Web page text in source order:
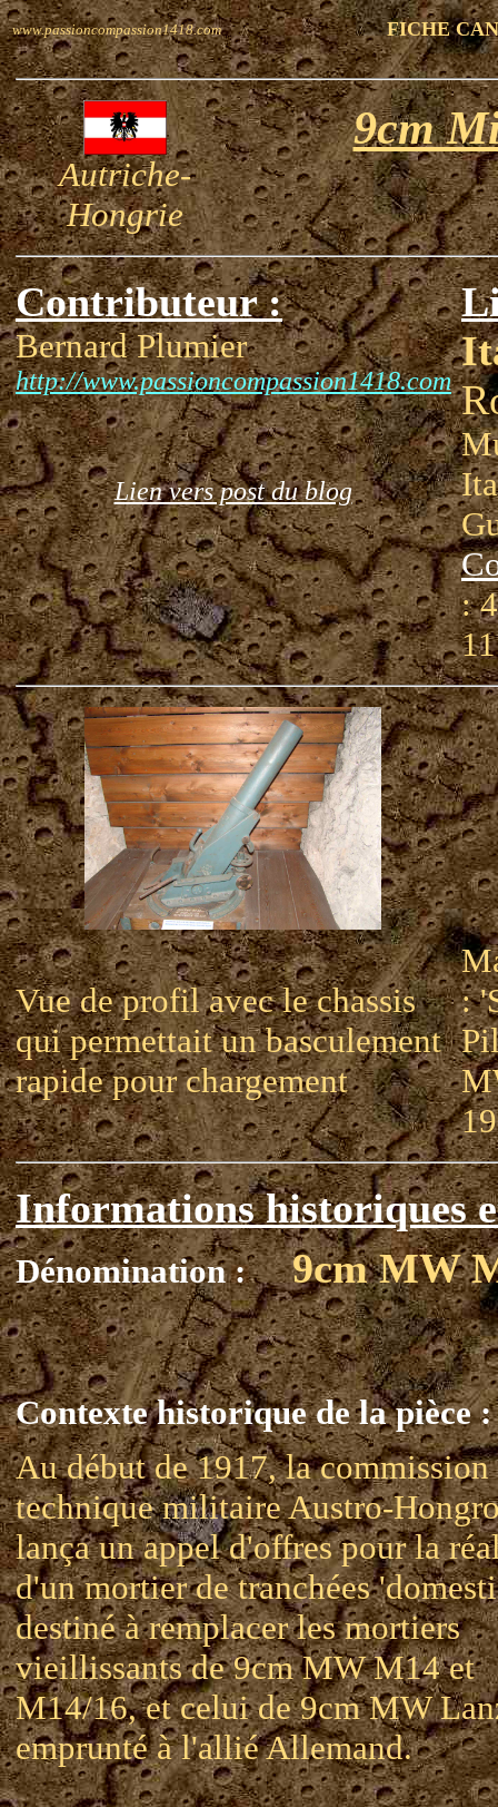
www.passioncompassion1418.com FICHE
Autriche-
Hongrie
9cm
Contributeur :
Bernard Plumier
http://www.passioncompassion1418.com
Lien vers post du blog
:
Vue de profil avec le chassis
qui permettait un basculement
rapide pour chargement
:
Informations historiques
Dénomination : 9cm MW
Contexte historique de la pièce :
Au début de 1917, la commission
technique militaire Austro-
lança un appel d'offres pour la
d'un mortier de tranchées
destiné à remplacer les mortiers
vieillissants de 9cm MW M14 et
M14/16, et celui de 9cm MW
emprunté à l'allié Allemand.